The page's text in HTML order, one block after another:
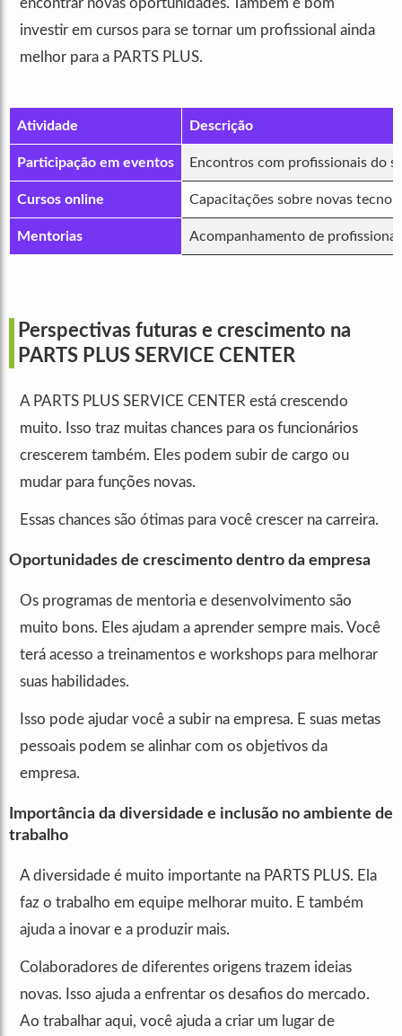
investir em cursos para se tornar um profissional ainda
melhor para a PARTS PLUS.
Atividade Descrição
Participação em eventos Encontros com profissionais do
Cursos online Capacitações sobre novas
Mentorias Acompanhamento de
Perspectivas futuras e crescimento na
PARTS PLUS SERVICE CENTER
A PARTS PLUS SERVICE CENTER está crescendo
muito. Isso traz muitas chances para os funcionários
crescerem também. Eles podem subir de cargo ou
mudar para funções novas.
Essas chances são ótimas para você crescer na carreira.
Oportunidades de crescimento dentro da empresa
Os programas de mentoria e desenvolvimento são
muito bons. Eles ajudam a aprender sempre mais. Você
terá acesso a treinamentos e workshops para melhorar
suas habilidades.
Isso pode ajudar você a subir na empresa. E suas metas
pessoais podem se alinhar com os objetivos da
empresa.
Importância da diversidade e inclusão no ambiente de
trabalho
A diversidade é muito importante na PARTS PLUS. Ela
faz o trabalho em equipe melhorar muito. E também
ajuda a inovar e a produzir mais.
Colaboradores de diferentes origens trazem ideias
novas. Isso ajuda a enfrentar os desafios do mercado.
Ao trabalhar aqui, você ajuda a criar um lugar de